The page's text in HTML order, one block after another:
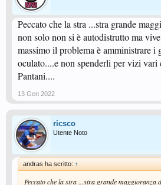
Peccato che la stra ...stra grande
non solo non si è autodistrutto ma
massimo il problema è amministrare i
oculato....e non spenderli per vizi vari
Pantani....
13 Gen 2022
ricsco
Utente Noto
andras ha scritto: ↑
Peccato che la stra ...stra grande maggioranza